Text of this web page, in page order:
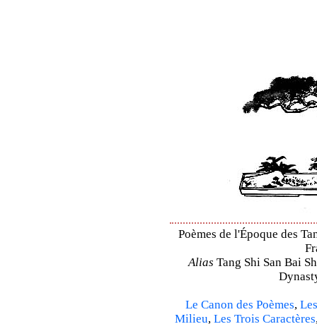
Poèmes de l'Époque des
Alias Tang Shi San Bai
Le Canon des Poèmes,
Milieu, Les Trois Caractères